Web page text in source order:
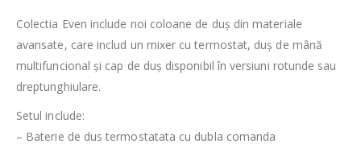
Colectia Even include noi coloane de duș din materiale
avansate, care includ un mixer cu termostat, duș de mână
multifuncional și cap de duș disponibil în versiuni rotunde sau
dreptunghiulare.
Setul include:
– Baterie de dus termostatata cu dubla comanda